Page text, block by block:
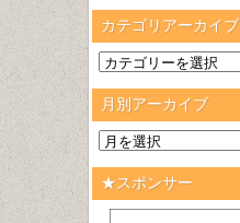
カテゴリアーカイブ
月別アーカイブ
★スポンサー